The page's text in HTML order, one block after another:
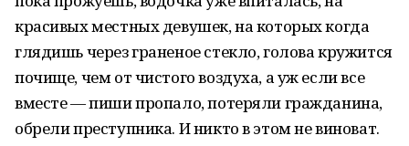
красивых местных девушек, на которых когда
глядишь через граненое стекло, голова кружится
почище, чем от чистого воздуха, а уж если все
вместе — пиши пропало, потеряли гражданина,
обрели преступника. И никто в этом не виноват.